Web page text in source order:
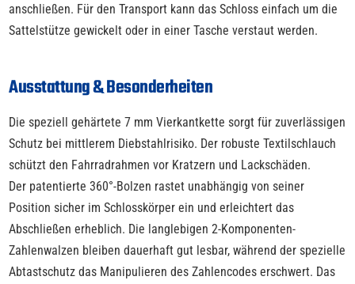
anschließen. Für den Transport kann das Schloss einfach um die
Sattelstütze gewickelt oder in einer Tasche verstaut werden.
Ausstattung & Besonderheiten
Die speziell gehärtete 7 mm Vierkantkette sorgt für zuverlässigen
Schutz bei mittlerem Diebstahlrisiko. Der robuste Textilschlauch
schützt den Fahrradrahmen vor Kratzern und Lackschäden.
Der patentierte 360°-Bolzen rastet unabhängig von seiner
Position sicher im Schlosskörper ein und erleichtert das
Abschließen erheblich. Die langlebigen 2-Komponenten-
Zahlenwalzen bleiben dauerhaft gut lesbar, während der spezielle
Abtastschutz das Manipulieren des Zahlencodes erschwert. Das